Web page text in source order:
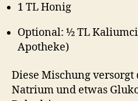
1 TL Honig
Optional: ½ TL
Apotheke)
Diese Mischung
Natrium und etwas